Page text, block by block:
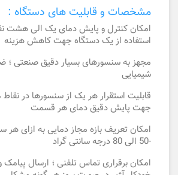
مشخصات و قابلیت های دستگاه :
امکان کنترل و پایش دمای یک الی هشت
استفاده از یک دستگاه جهت کاهش هزینه
مجهز به سنسورهای بسیار دقیق صنعتی ؛
شیمیایی
قابلیت استقرار هر یک از سنسورها در نقاط
جهت پایش دقیق دمای هر قسمت
امکان تعریف بازه مجاز دمایی به ازای هر
-50 الی 80 درجه سانتی گراد
امکان برقراری تماس تلفنی ؛ ارسال